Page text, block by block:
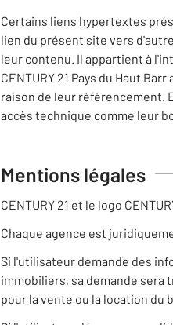
Certains liens hypertextes
lien du présent site vers
leur contenu. Il appartient à
CENTURY 21 Pays du Haut
raison de leur référencement.
accès technique comme leur
Mentions légales
CENTURY 21 et le logo
Chaque agence est
Si l'utilisateur demande des
immobiliers, sa demande sera
pour la vente ou la location du